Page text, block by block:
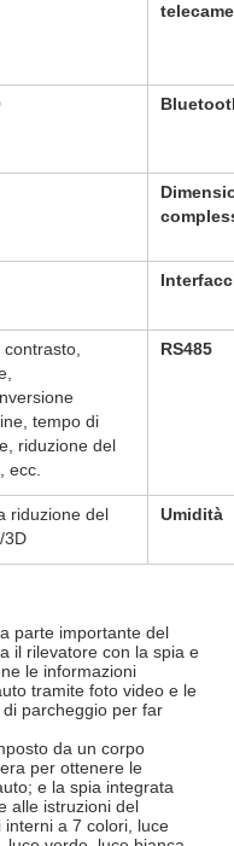
tempo di
riduzione del
ecc.
RS485
riduzione del
3D
Umidità
parte importante del
il rilevatore con la spia e
le informazioni
tramite foto video e le
parcheggio per far
da un corpo
per ottenere le
e la spia integrata
alle istruzioni del
a 7 colori, luce